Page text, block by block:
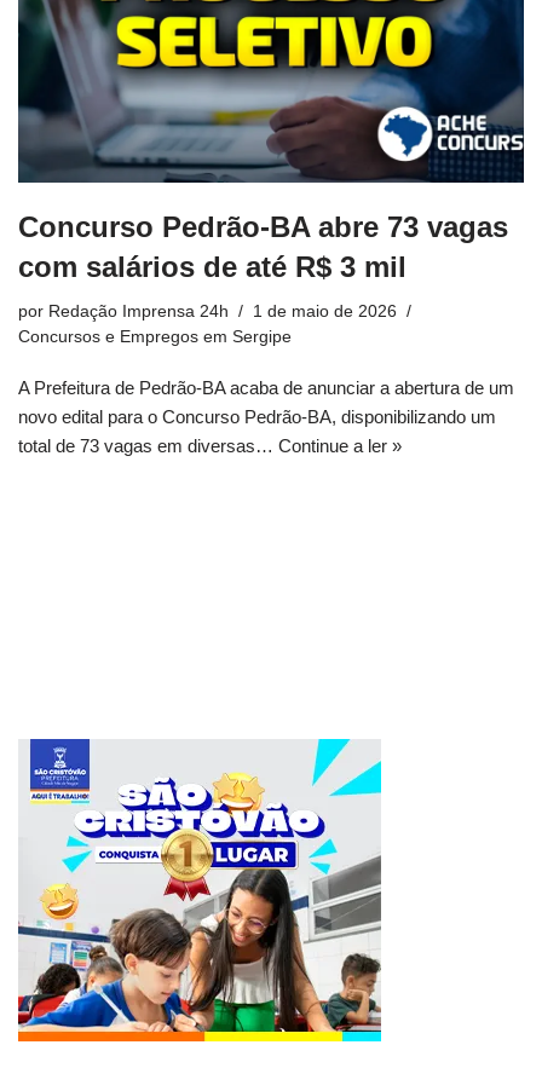
Concurso Pedrão-BA abre 73 vagas
com salários de até R$ 3 mil
por Redação Imprensa 24h
1 de maio de 2026
Concursos e Empregos em Sergipe
A Prefeitura de Pedrão-BA acaba de anunciar a abertura de um
novo edital para o Concurso Pedrão-BA, disponibilizando um
total de 73 vagas em diversas… Continue a ler »